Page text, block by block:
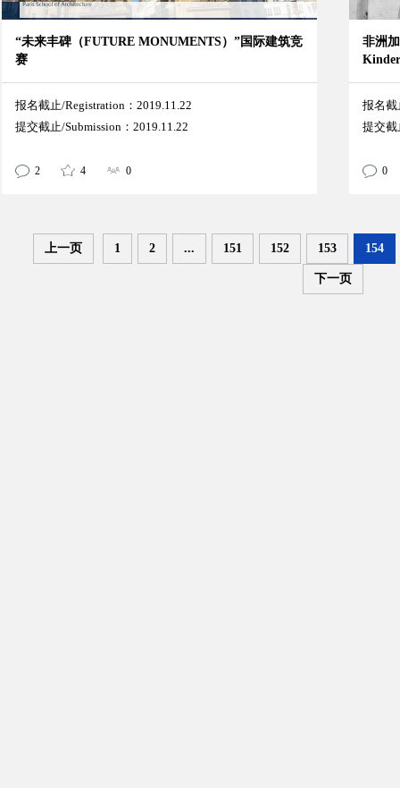
“未来丰碑（FUTURE MONUMENTS）”国际建筑竞
赛
报名截止/Registration：2019.11.22
提交截止/Submission：2019.11.22
2 4 0
非洲
报名截
提交截
0
上一页 1 2 ... 151 152 153 154
下一页